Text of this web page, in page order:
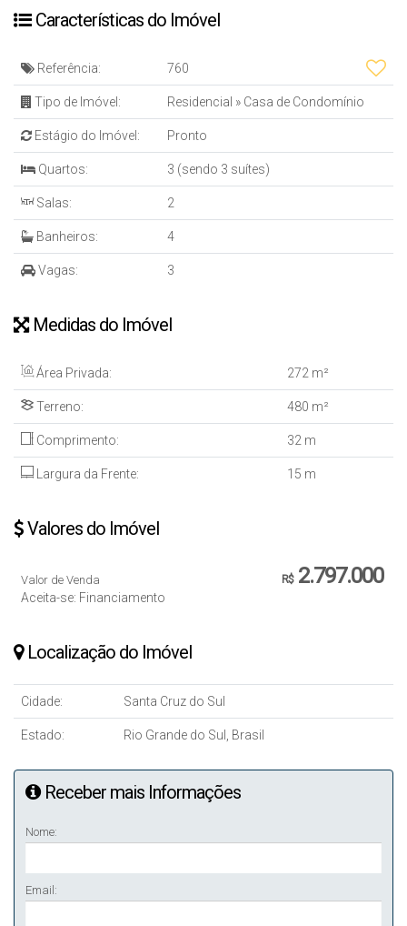
Características do Imóvel
Referência: 760
Tipo de Imóvel: Residencial » Casa de Condomínio
Estágio do Imóvel: Pronto
Quartos: 3 (sendo 3 suítes)
Salas: 2
Banheiros: 4
Vagas: 3
Medidas do Imóvel
Área Privada: 272 m²
Terreno: 480 m²
Comprimento: 32 m
Largura da Frente: 15 m
Valores do Imóvel
R$2.797.000
Valor de Venda
Aceita-se: Financiamento
Localização do Imóvel
Cidade: Santa Cruz do Sul
Estado: Rio Grande do Sul, Brasil
Receber mais Informações
Nome:
Email: